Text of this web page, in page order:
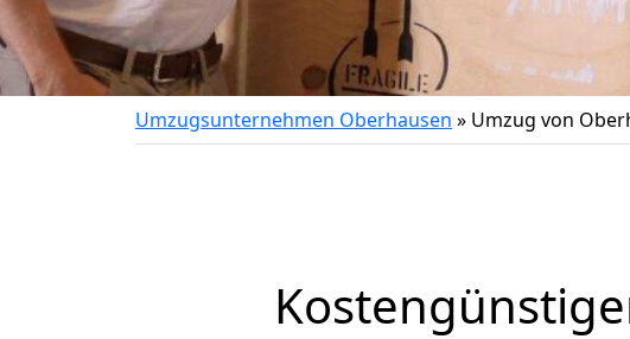
Umzugsunternehmen Oberhausen » Umzug von